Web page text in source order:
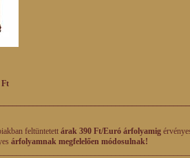
Ft
feltüntetett árak 390 Ft/Euró árfolyamig
árfolyamnak megfelelően módosulnak!